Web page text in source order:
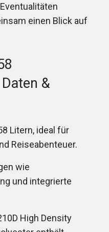
einen Blick auf
&
Litern, ideal für
Reiseabenteuer.
wie
und integrierte
High Density